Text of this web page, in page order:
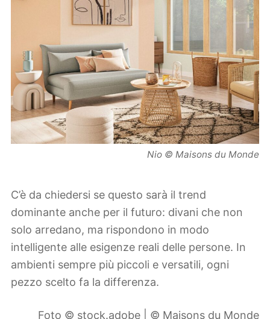
Nio © Maisons du Monde
C’è da chiedersi se questo sarà il trend
dominante anche per il futuro: divani che non
solo arredano, ma rispondono in modo
intelligente alle esigenze reali delle persone. In
ambienti sempre più piccoli e versatili, ogni
pezzo scelto fa la differenza.
Foto © stock.adobe | © Maisons du Monde